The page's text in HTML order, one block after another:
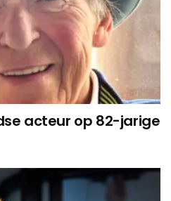
acteur op 82-jarige